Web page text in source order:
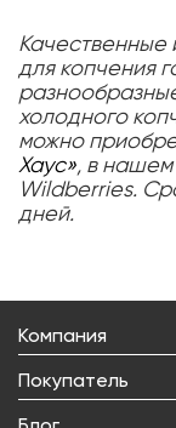
Качественные
для копчения
холодного
можно
Хаус», в нашем
Wildberries.
дней.
Компания
О нас
Покупатель
Личный кабинет